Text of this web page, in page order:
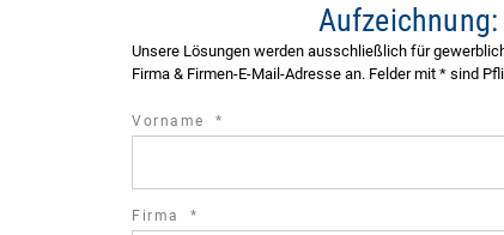
Unsere Lösungen werden ausschließlich für
Firma & Firmen-E-Mail-Adresse an. Felder mit * sind
Vorname *
Firma *